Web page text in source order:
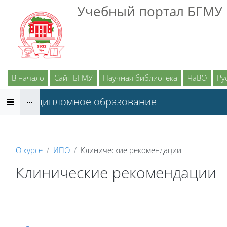
Перейти к основному содержаниюУчебный портал БГМУ
В начало Сайт БГМУ Научная библиотека ЧаВО
Последипломное образование
О курсе ИПО Клинические рекомендации
Клинические рекомендации